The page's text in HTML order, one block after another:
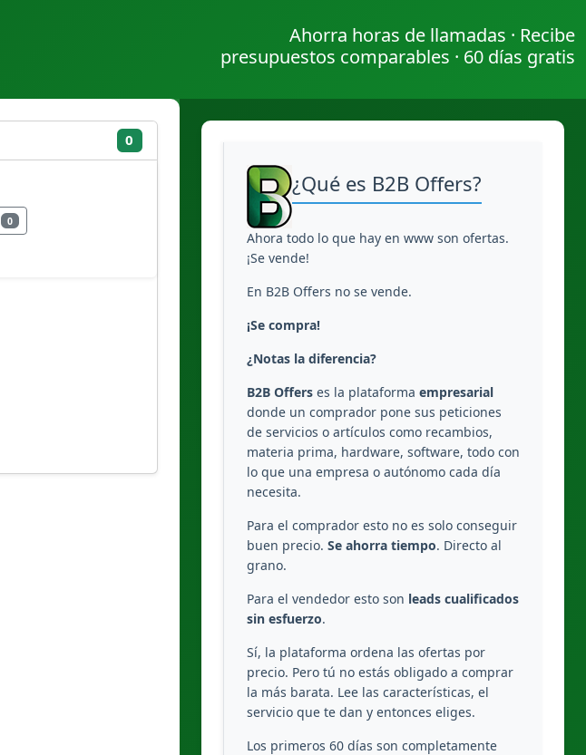
Ahorra horas de llamadas · Recibe
presupuestos comparables · 60 días gratis
0
0
¿Qué es B2B Offers?
Ahora todo lo que hay en www son ofertas.
¡Se vende!
En B2B Offers no se vende.
¡Se compra!
¿Notas la diferencia?
B2B Offers es la plataforma empresarial
donde un comprador pone sus peticiones
de servicios o artículos como recambios,
materia prima, hardware, software, todo con
lo que una empresa o autónomo cada día
necesita.
Para el comprador esto no es solo conseguir
buen precio. Se ahorra tiempo. Directo al
grano.
Para el vendedor esto son leads cualificados
sin esfuerzo.
Sí, la plataforma ordena las ofertas por
precio. Pero tú no estás obligado a comprar
la más barata. Lee las características, el
servicio que te dan y entonces eliges.
Los primeros 60 días son completamente